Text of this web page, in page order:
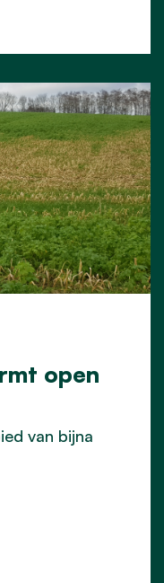
open
van bijna